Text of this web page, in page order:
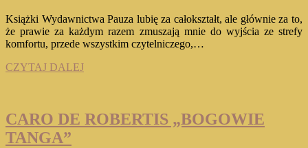
Książki Wydawnictwa Pauza lubię za całokształt, ale głównie za to,
że prawie za każdym razem zmuszają mnie do wyjścia ze strefy
komfortu, przede wszystkim czytelniczego,…
CZYTAJ DALEJFERNANDA
CARO DE ROBERTIS „BOGOWIE
TANGA”